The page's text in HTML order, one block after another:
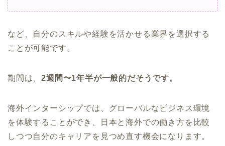
など、自分のスキルや経験を活かせる業界を選択する
ことが可能です。
期間は、2週間〜1年半が一般的だそうです。
海外インターシップでは、グローバルなビジネス環境
を体験することができ、日本と海外での働き方を比較
しつつ自分のキャリアを見つめ直す機会になります。